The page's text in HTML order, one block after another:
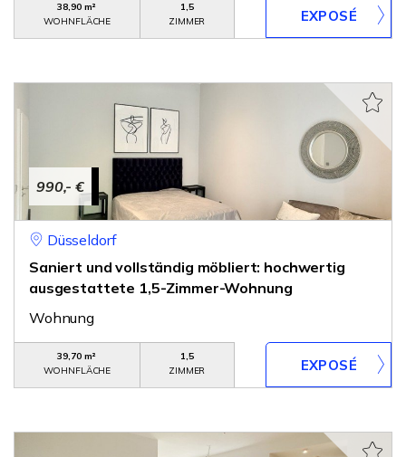
38,90 m²
WOHNFLÄCHE
1,5
ZIMMER
990,- €
Düsseldorf
Saniert und vollständig möbliert: hochwertig
ausgestattete 1,5-Zimmer-Wohnung
Wohnung
39,70 m²
WOHNFLÄCHE
1,5
ZIMMER